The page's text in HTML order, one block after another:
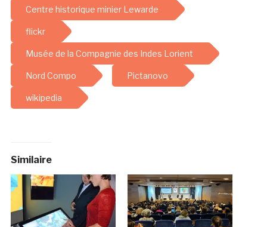
Centre historique minier Lewarde
flickr
Musée de la Compagnie des Indes Lorient
Nord Compo Pictanovo
wikipedia
Similaire